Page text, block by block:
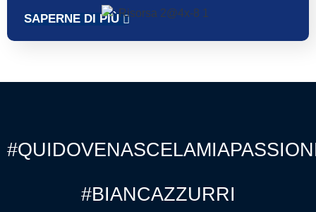
SAPERNE DI PIÙ
#BIANCAZZURRI